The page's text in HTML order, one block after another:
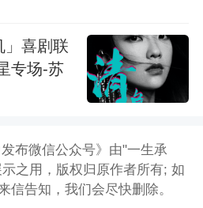
」喜剧联
专场-苏
布微信公众号》由"一生承
之用，版权归原作者所有; 如
信告知，我们会尽快删除。